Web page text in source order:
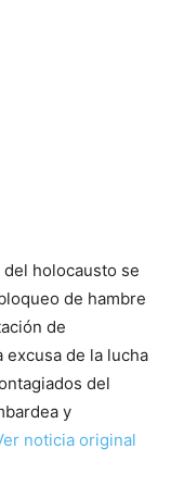
holocausto se
de hambre
de
de la lucha
del
y
noticia original